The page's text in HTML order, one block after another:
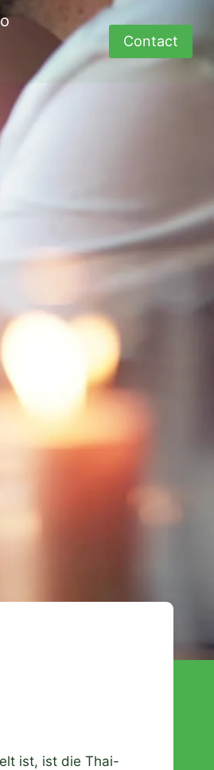
Contact
ist, ist die Thai-